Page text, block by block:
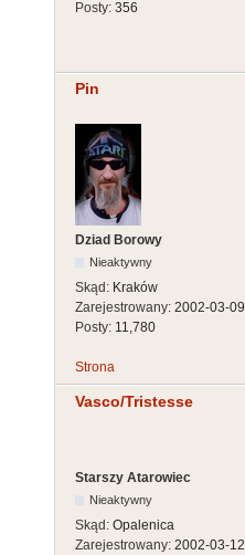
Posty: 356
Pin
Dziad Borowy
Nieaktywny
Skąd: Kraków
Zarejestrowany: 2002-03-09
Posty: 11,780
Strona
Vasco/Tristesse
Starszy Atarowiec
Nieaktywny
Skąd: Opalenica
Zarejestrowany: 2002-03-12